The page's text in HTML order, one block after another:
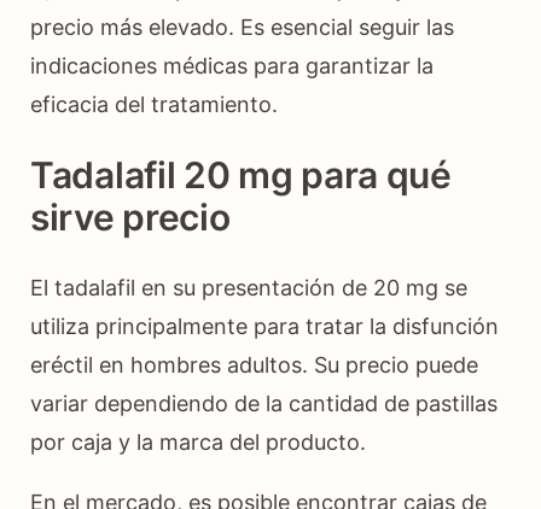
precio más elevado. Es esencial seguir las
indicaciones médicas para garantizar la
eficacia del tratamiento.
Tadalafil 20 mg para qué
sirve precio
El tadalafil en su presentación de 20 mg se
utiliza principalmente para tratar la disfunción
eréctil en hombres adultos. Su precio puede
variar dependiendo de la cantidad de pastillas
por caja y la marca del producto.
En el mercado, es posible encontrar cajas de